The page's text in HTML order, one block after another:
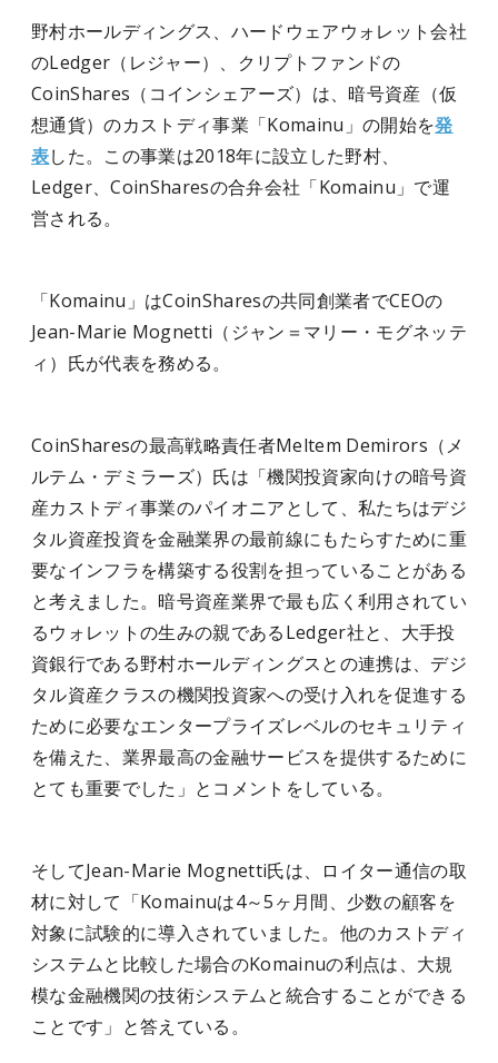
野村ホールディングス、ハードウェアウォレット会社
のLedger（レジャー）、クリプトファンドの
CoinShares（コインシェアーズ）は、暗号資産（仮
想通貨）のカストディ事業「Komainu」の開始を発
表した。この事業は2018年に設立した野村、
Ledger、CoinSharesの合弁会社「Komainu」で運
営される。
「Komainu」はCoinSharesの共同創業者でCEOの
Jean-Marie Mognetti（ジャン＝マリー・モグネッテ
ィ）氏が代表を務める。
CoinSharesの最高戦略責任者Meltem Demirors（メ
ルテム・デミラーズ）氏は「機関投資家向けの暗号資
産カストディ事業のパイオニアとして、私たちはデジ
タル資産投資を金融業界の最前線にもたらすために重
要なインフラを構築する役割を担っていることがある
と考えました。暗号資産業界で最も広く利用されてい
るウォレットの生みの親であるLedger社と、大手投
資銀行である野村ホールディングスとの連携は、デジ
タル資産クラスの機関投資家への受け入れを促進する
ために必要なエンタープライズレベルのセキュリティ
を備えた、業界最高の金融サービスを提供するために
とても重要でした」とコメントをしている。
そしてJean-Marie Mognetti氏は、ロイター通信の取
材に対して「Komainuは4～5ヶ月間、少数の顧客を
対象に試験的に導入されていました。他のカストディ
システムと比較した場合のKomainuの利点は、大規
模な金融機関の技術システムと統合することができる
ことです」と答えている。